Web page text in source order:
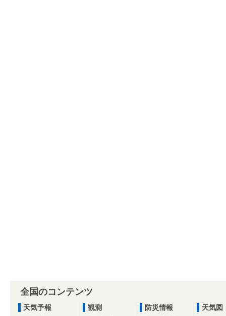
全国のコンテンツ
天気予報
観測
防災情報
天気図